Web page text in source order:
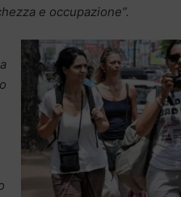
e occupazione”.